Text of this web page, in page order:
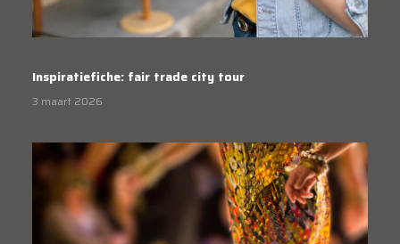
Inspiratiefiche: fair trade city tour
3 maart 2026